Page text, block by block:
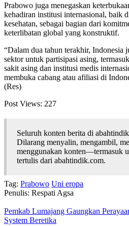
Prabowo juga menegaskan
kehadiran institusi internasional, baik
kesehatan, sebagai bagian dari
keterlibatan global yang konstruktif.
“Dalam dua tahun terakhir, Indonesia
sektor untuk partisipasi asing,
sakit asing dan institusi medis
membuka cabang atau afiliasi di
(Res)
Post Views: 227
Seluruh konten berita di
Dilarang menyalin, mengambil,
menggunakan konten—termasuk
tertulis dari abahtindik.com.
Tag: Prabowo Uni eropa
Penulis: Respati Agsa
Pemkab Lumajang Gaungkan
System Beretika